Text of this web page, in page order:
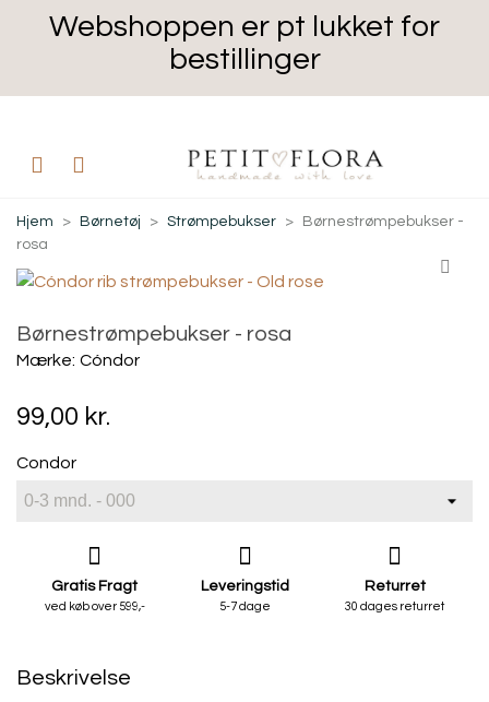
Webshoppen er pt lukket for
bestillinger
Hjem > Børnetøj > Strømpebukser >
Børnestrømpebukser -
rosa
Børnestrømpebukser - rosa
Mærke: Cóndor
99,00 kr.
Condor
Gratis Fragt
ved køb over 599,-
Leveringstid
5-7 dage
Returret
30 dages returret
Beskrivelse